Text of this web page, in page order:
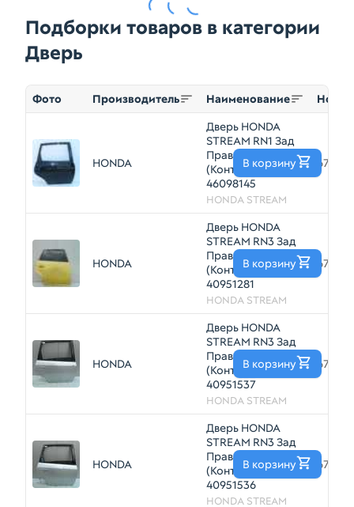
Подборки товаров в категории
Дверь
Фото Производитель Наименование Номер
HONDA
Дверь HONDA
STREAM RN1 Зад
Прав
(Контрактный)
46098145
HONDA STREAM
В корзину
HONDA
Дверь HONDA
STREAM RN3 Зад
Прав
(Контрактный)
40951281
HONDA STREAM
В корзину
HONDA
Дверь HONDA
STREAM RN3 Зад
Прав
(Контрактный)
40951537
HONDA STREAM
В корзину
HONDA
Дверь HONDA
STREAM RN3 Зад
Прав
(Контрактный)
40951536
HONDA STREAM
В корзину